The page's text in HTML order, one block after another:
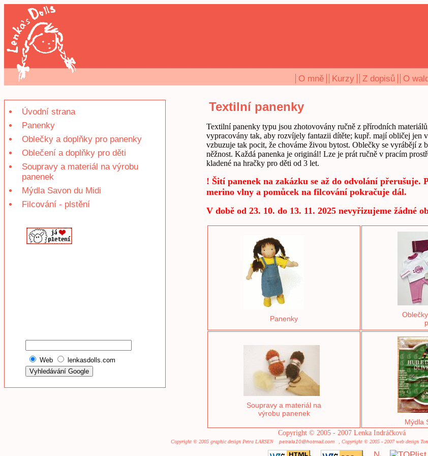
O mně Kurzy Z dopisů O
Úvodní strana
Panenky
Oblečky a doplňky pro panenky
Oblečení a doplňky pro děti
Soupravy a materiál na výrobu
panenek
Mýdla Savon du Midi
Filcování - plstění
Web lenkasdolls.com
Textilní panenky
Textilní panenky typu jsou zhotovovány ručně z přírodních
vypracovány tak, aby rozvíjely fantazii dítěte; kupř. mají obličej jen
vzbuzuje tak pocit, že chováme živou bytost. Oblečky se vyrábějí
něžnost. Každá panenka je originál! Lze je prát ručně v pracím
kladené na hračky pro děti od 3 let.
! Šití panenek na zakázku se až do odvolání
merino vlny a pomůcek na filcování pokračuje dál.
V době od 23. 10. do 13. 11. 2025 nevyřizujeme žádné
Panenky
Soupravy a materiál na
výrobu panenek
Mýdla
Copyright © 2005 - 2007 Lenka Indráčková
Copyright © 2005 graphic design Petra LARSEN petrala10@hotmail.com , Copyright © 2005 - 2007 web design